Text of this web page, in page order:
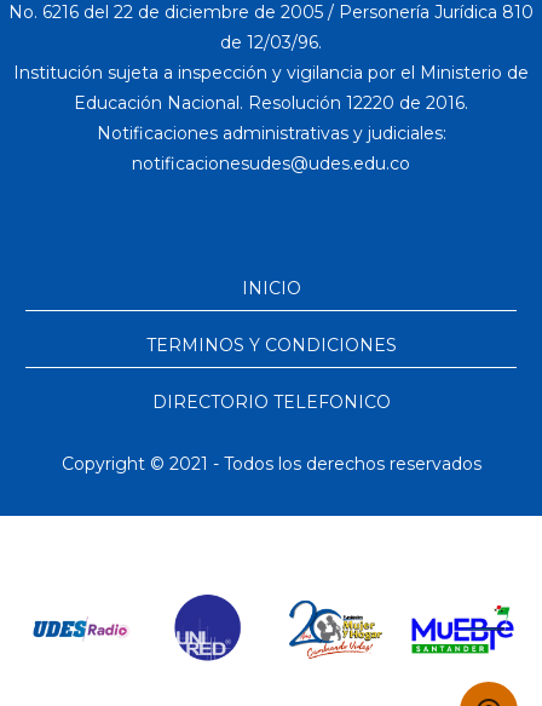
No. 6216 del 22 de diciembre de 2005 / Personería Jurídica 810
de 12/03/96.
Institución sujeta a inspección y vigilancia por el Ministerio de
Educación Nacional. Resolución 12220 de 2016.
Notificaciones administrativas y judiciales:
INICIO
TERMINOS Y CONDICIONES
DIRECTORIO TELEFONICO
Copyright © 2021 - Todos los derechos reservados